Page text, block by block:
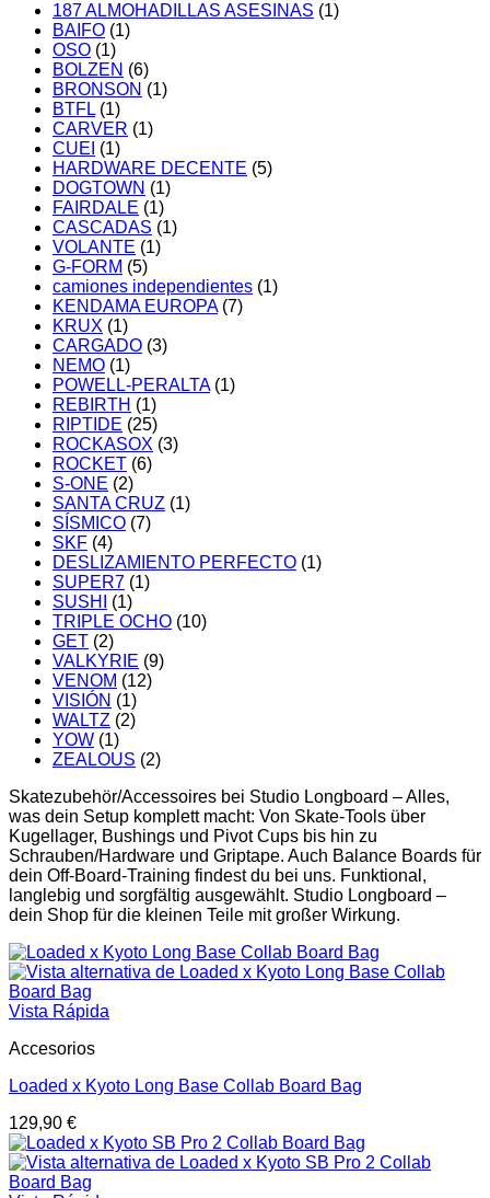
187 ALMOHADILLAS ASESINAS (1)
BAIFO (1)
OSO (1)
BOLZEN (6)
BRONSON (1)
BTFL (1)
CARVER (1)
CUEI (1)
HARDWARE DECENTE (5)
DOGTOWN (1)
FAIRDALE (1)
CASCADAS (1)
VOLANTE (1)
G-FORM (5)
camiones independientes (1)
KENDAMA EUROPA (7)
KRUX (1)
CARGADO (3)
NEMO (1)
POWELL-PERALTA (1)
REBIRTH (1)
RIPTIDE (25)
ROCKASOX (3)
ROCKET (6)
S-ONE (2)
SANTA CRUZ (1)
SÍSMICO (7)
SKF (4)
DESLIZAMIENTO PERFECTO (1)
SUPER7 (1)
SUSHI
(1)
TRIPLE OCHO (10)
GET (2)
VALKYRIE (9)
VENOM (12)
VISIÓN (1)
WALTZ (2)
YOW (1)
ZEALOUS (2)
Skatezubehör/Accessoires bei Studio Longboard – Alles,
was dein Setup komplett macht: Von Skate-Tools über
Kugellager, Bushings und Pivot Cups bis hin zu
Schrauben/Hardware und Griptape. Auch Balance Boards für
dein Off-Board-Training findest du bei uns. Funktional,
langlebig und sorgfältig ausgewählt. Studio Longboard –
dein Shop für die kleinen Teile mit großer Wirkung.
Vista Rápida
Accesorios
Loaded x Kyoto Long Base Collab Board Bag
129,90 €